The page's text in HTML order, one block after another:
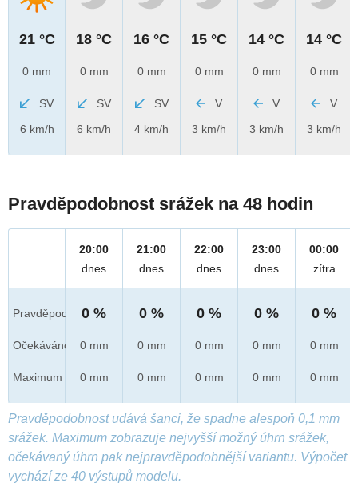
21 °C
0 mm
SV
6 km/h
18 °C
0 mm
SV
6 km/h
16 °C
0 mm
SV
4 km/h
15 °C
0 mm
V
3 km/h
14 °C
0 mm
V
3 km/h
14 °C
0 mm
V
3 km/h
Pravděpodobnost srážek na 48 hodin
Pravděpod.
Očekáváno
Maximum
20:00
dnes
0 %
0 mm
0 mm
21:00
dnes
0 %
0 mm
0 mm
22:00
dnes
0 %
0 mm
0 mm
23:00
dnes
0 %
0 mm
0 mm
00:00
zítra
0 %
0 mm
0 mm
Pravděpodobnost udává šanci, že spadne alespoň 0,1 mm
srážek. Maximum zobrazuje nejvyšší možný úhrn srážek,
očekávaný úhrn pak nejpravděpodobnější variantu. Výpočet
vychází ze 40 výstupů modelu.